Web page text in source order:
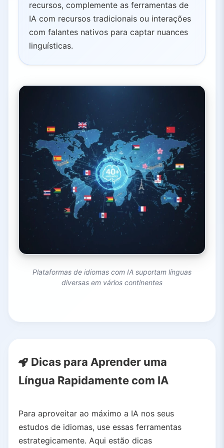
recursos, complemente as ferramentas de
IA com recursos tradicionais ou interações
com falantes nativos para captar nuances
linguísticas.
Plataformas de idiomas com IA suportam línguas
diversas em vários continentes
Dicas para Aprender uma
Língua Rapidamente com IA
Para aproveitar ao máximo a IA nos seus
estudos de idiomas, use essas ferramentas
estrategicamente. Aqui estão dicas